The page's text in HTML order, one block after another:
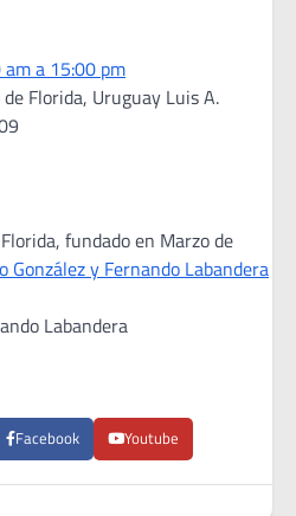
am a 15:00 pm
Florida, Uruguay Luis A.
fundado en Marzo de
González y Fernando Labandera
Labandera
Facebook Youtube